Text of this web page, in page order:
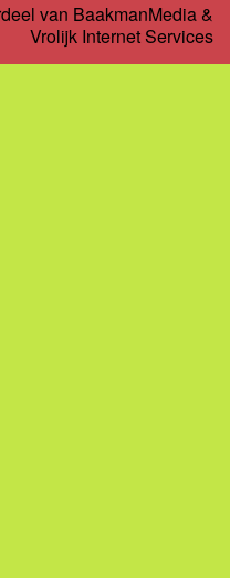
van BaakmanMedia&
Vrolijk Internet Services